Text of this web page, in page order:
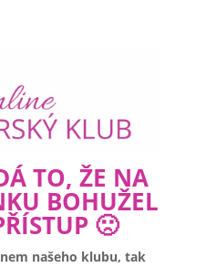
TO, ŽE NA
BOHUŽEL
🙁
našeho klubu, tak